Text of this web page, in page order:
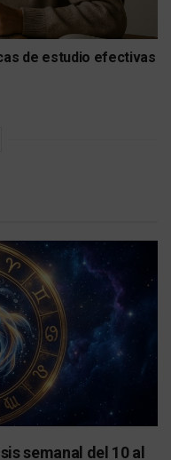
de estudio efectivas
semanal del 10 al